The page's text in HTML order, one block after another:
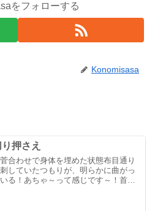
をフォローする
Konomisasa
押さえ
菅合わせで身体を埋めた状態布目通り
していたつもりが、明らかに曲がっ
る！あちゃ～って感じです～！首の